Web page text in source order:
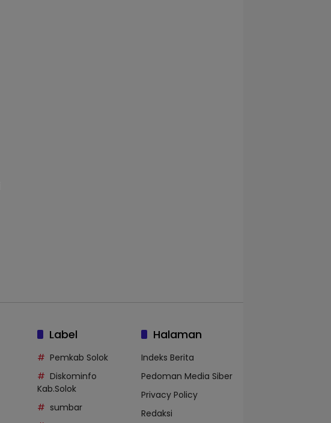
Label
Pemkab Solok
Diskominfo
Kab.Solok
sumbar
Halaman
Indeks Berita
Pedoman Media Siber
Privacy Policy
Redaksi